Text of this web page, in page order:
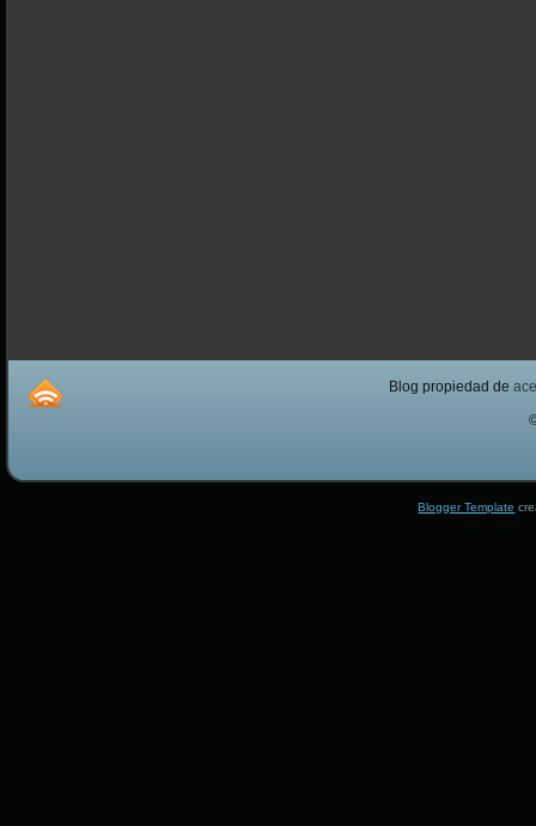
Blog propiedad de
Blogger Template